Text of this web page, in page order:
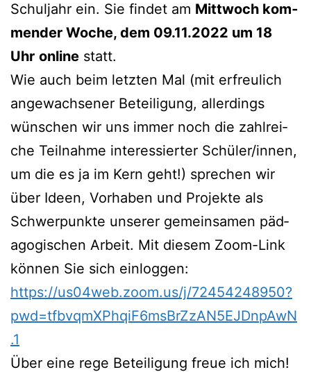
Schul­jahr ein. Sie fin­det am Mitt­woch kom­
men­der Woche, dem 09.11.2022 um 18
Uhr online statt.
Wie auch beim letz­ten Mal (mit erfreu­lich
ange­wach­se­ner Betei­li­gung, aller­dings
wün­schen wir uns immer noch die zahl­rei­
che Teil­nah­me inter­es­sier­ter Schüler/innen,
um die es ja im Kern geht!) spre­chen wir
über Ideen, Vor­ha­ben und Pro­jek­te als
Schwer­punk­te unse­rer gemein­sa­men päd­
ago­gi­schen Arbeit. Mit die­sem Zoom-Link
kön­nen Sie sich einloggen:
https://us04web.zoom.us/j/72454248950?
pwd=tfbvqmXPhqiF6msBrZzAN5EJDnpAwN
.1
Über eine rege Betei­li­gung freue ich mich!